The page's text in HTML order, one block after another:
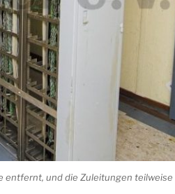
entfernt, und die Zuleitungen